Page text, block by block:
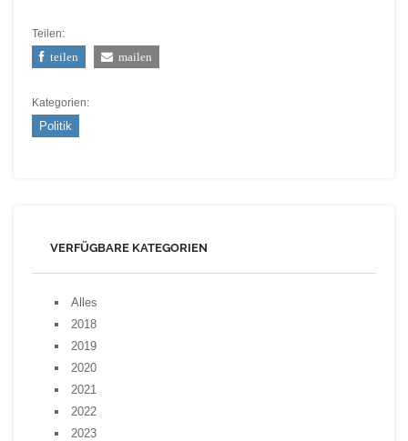
Teilen:
teilen mailen
Kategorien:
Politik
VERFÜGBARE KATEGORIEN
Alles
2018
2019
2020
2021
2022
2023